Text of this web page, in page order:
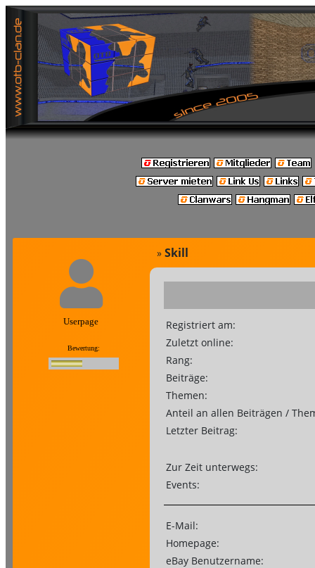
Userpage
Bewertung:
» Skill
Registriert am:
Zuletzt online:
Rang:
Beiträge:
Themen:
Anteil an allen Beiträgen /
Letzter Beitrag:
Zur Zeit unterwegs:
Events:
E-Mail:
Homepage:
eBay Benutzername: